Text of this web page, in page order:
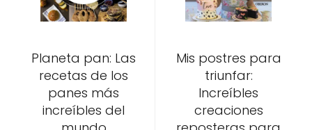
Planeta pan: Las
recetas de los
panes más
increíbles del
Mis postres para
triunfar:
Increíbles
creaciones